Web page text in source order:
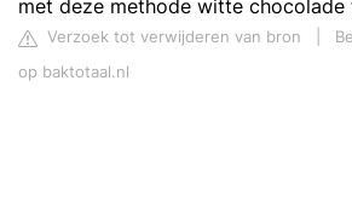
met deze methode witte chocolade
Verzoek tot verwijderen van bron
op baktotaal.nl